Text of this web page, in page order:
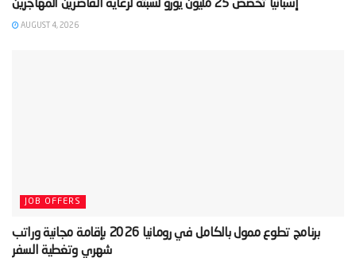
AUGUST 4, 2026
JOB OFFERS
‫برنامج تطوع ممول بالكامل في رومانيا 2026 بإقامة مجانية وراتب
شهري وتغطية السفر‬